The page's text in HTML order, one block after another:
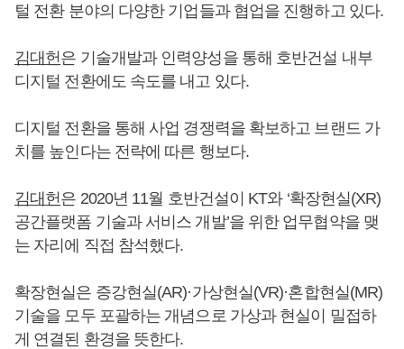
털 전환 분야의 다양한 기업들과 협업을 진행하고 있다.
김대헌은 기술개발과 인력양성을 통해 호반건설 내부
디지털 전환에도 속도를 내고 있다.
디지털 전환을 통해 사업 경쟁력을 확보하고 브랜드 가
치를 높인다는 전략에 따른 행보다.
김대헌은 2020년 11월 호반건설이 KT와 ‘확장현실(XR)
공간플랫폼 기술과 서비스 개발’을 위한 업무협약을 맺
는 자리에 직접 참석했다.
확장현실은 증강현실(AR)·가상현실(VR)·혼합현실(MR)
기술을 모두 포괄하는 개념으로 가상과 현실이 밀접하
게 연결된 환경을 뜻한다.